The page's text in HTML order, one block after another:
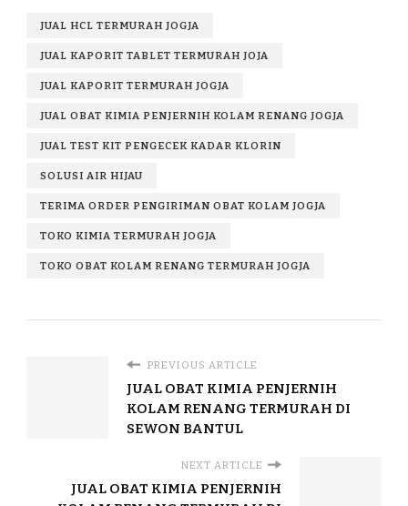
JUAL HCL TERMURAH JOGJA
JUAL KAPORIT TABLET TERMURAH JOJA
JUAL KAPORIT TERMURAH JOGJA
JUAL OBAT KIMIA PENJERNIH KOLAM RENANG JOGJA
JUAL TEST KIT PENGECEK KADAR KLORIN
SOLUSI AIR HIJAU
TERIMA ORDER PENGIRIMAN OBAT KOLAM JOGJA
TOKO KIMIA TERMURAH JOGJA
TOKO OBAT KOLAM RENANG TERMURAH JOGJA
PREVIOUS ARTICLE
JUAL OBAT KIMIA PENJERNIH
KOLAM RENANG TERMURAH DI
SEWON BANTUL
NEXT ARTICLE
JUAL OBAT KIMIA PENJERNIH